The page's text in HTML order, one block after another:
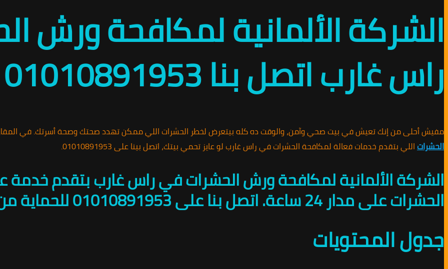
الشركة الألمانية لمكافحة ورش
راس غارب اتصل بنا 01010891953
مفيش أحلى من إنك تعيش في بيت صحي وآمن، والوقت ده كله بيتعرض لخطر الحشرات اللي ممكن تهدد صحتك وصحة أسرتك. في
الحشراتاللي بتقدم خدمات فعالة لمكافحة الحشرات في راس غارب لو عايز تحمي بيتك، اتصل بينا على 01010891953.
الشركة الألمانية لمكافحة ورش الحشرات في راس غارب بتقدم خدمة
الحشرات على مدار 24 ساعة. اتصل بنا على 01010891953 للحماية من الحشرات.
جدول المحتويات